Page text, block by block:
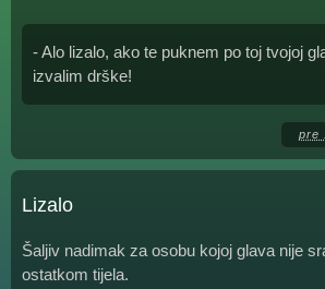
- Alo lizalo, ako te puknem po toj tvojoj
izvalim drške!
pre
Lizalo
Šaljiv nadimak za osobu kojoj glava nije
ostatkom tijela.